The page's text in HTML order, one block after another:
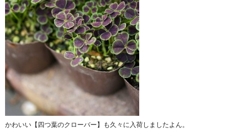
かわいい【四つ葉のクローバー】も久々に入荷しましたよん。